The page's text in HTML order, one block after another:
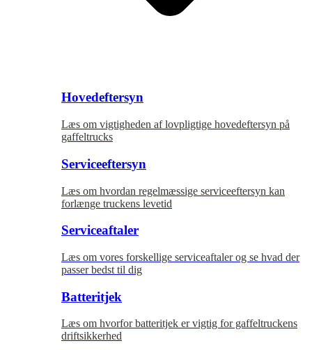
Hovedeftersyn
Læs om vigtigheden af lovpligtige hovedeftersyn på
gaffeltrucks
Serviceeftersyn
Læs om hvordan regelmæssige serviceeftersyn kan
forlænge truckens levetid
Serviceaftaler
Læs om vores forskellige serviceaftaler og se hvad der
passer bedst til dig
Batteritjek
Læs om hvorfor batteritjek er vigtig for gaffeltruckens
driftsikkerhed